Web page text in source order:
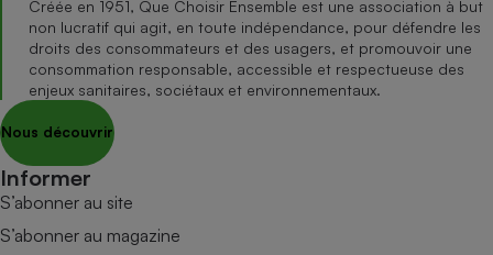
Créée en 1951, Que Choisir Ensemble est une association à but
non lucratif qui agit, en toute indépendance, pour défendre les
droits des consommateurs et des usagers, et promouvoir une
consommation responsable, accessible et respectueuse des
enjeux sanitaires, sociétaux et environnementaux.
Nous découvrir
Informer
S’abonner au site
S’abonner au magazine